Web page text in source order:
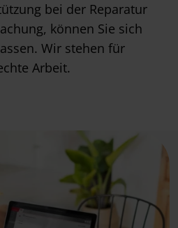
bei der Reparatur
können Sie sich
Wir stehen für
Arbeit.